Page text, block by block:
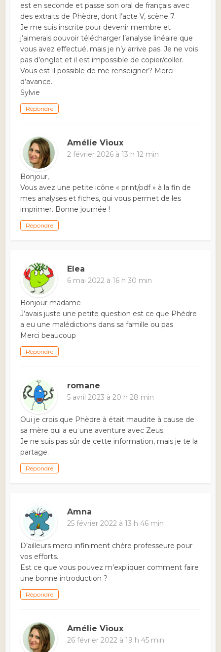
est en seconde et passe son oral de français avec
des extraits de Phèdre, dont l’acte V, scène 7.
Je me suis inscrite pour devenir membre et
j’aimerais pouvoir télécharger l’analyse linéaire que
vous avez effectué, mais je n’y arrive pas. Je ne vois
pas d’onglet et il est impossible de copier/coller.
Vous est-il possible de me renseigner? Merci
d’avance.
Sylvie
Répondre
Amélie Vioux
2 février 2026 à 13 h 12 min
Bonjour,
Vous avez une petite icône « print/pdf » à la fin de
mes analyses et fiches, qui vous permet de les
imprimer. Bonne journée !
Répondre
Elea
6 mai 2022 à 16 h 30 min
Bonjour madame
J’avais juste une petite question est ce que Phèdre
a eu une malédictions dans sa famille ou pas
Merci beaucoup
Répondre
romane
5 avril 2023 à 20 h 28 min
Oui je crois que Phèdre à était maudite à cause de
sa mère qui a eu une aventure avec Zeus.
Je ne suis pas sûr de cette information, mais je te la
partage.
Répondre
Amna
25 février 2022 à 13 h 46 min
D’ailleurs merci infiniment chère professeure pour
vos efforts.
Est ce que vous pouvez m’expliquer comment faire
une bonne introduction ?
Répondre
Amélie Vioux
26 février 2022 à 19 h 45 min